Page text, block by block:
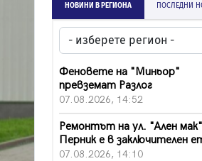
НОВИНИ В РЕГИОНА ПОСЛЕДНИ
Феновете на "Миньор"
превземат Разлог
07.08.2026, 14:52
Ремонтът на ул. "Ален
Перник е в заключителен
07.08.2026, 14:10